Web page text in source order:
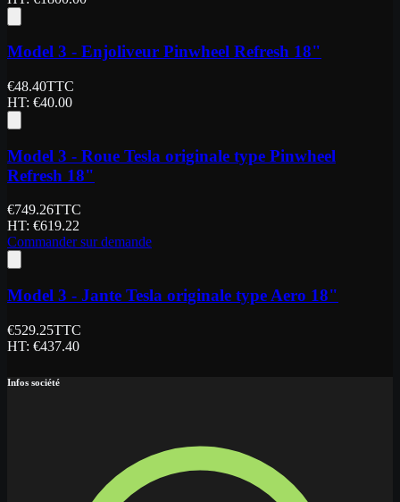
Model 3 - Enjoliveur Pinwheel Refresh 18"
€48.40TTC
HT: €40.00
Model 3 - Roue Tesla originale type Pinwheel
Refresh 18"
€749.26TTC
HT: €619.22
Commander sur demande
Model 3 - Jante Tesla originale type Aero 18"
€529.25TTC
HT: €437.40
Infos société